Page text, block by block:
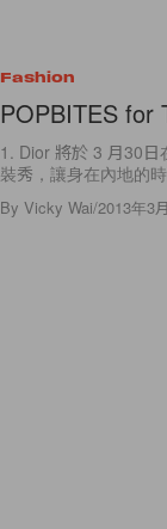
Fashion
POPBITES for
1. Dior 將於 3 月30
裝秀，讓身在內地的
By Vicky Wai/2013年3